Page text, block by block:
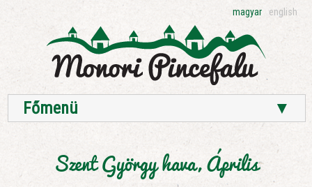
magyar english
Főmenü ▼
Szent György hava, Április